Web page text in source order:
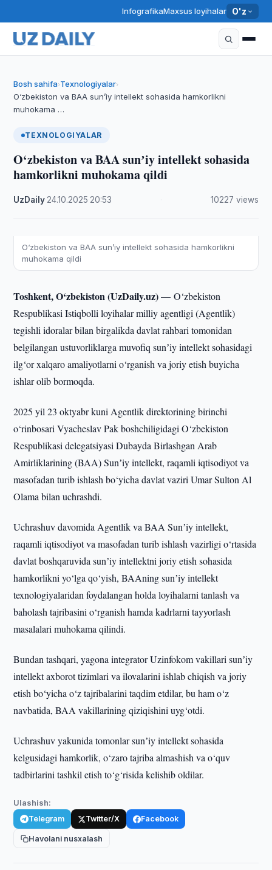
InfografikaMaxsus loyihalar O'z
Bosh sahifa›Texnologiyalar›
O‘zbekiston va BAA sunʼiy intellekt sohasida hamkorlikni
muhokama …
TEXNOLOGIYALAR
O‘zbekiston va BAA sunʼiy intellekt sohasida
hamkorlikni muhokama qildi
UzDaily 24.10.2025 20:53 10227 views
O‘zbekiston va BAA sunʼiy intellekt sohasida hamkorlikni
muhokama qildi
Toshkent, O‘zbekiston (UzDaily.uz) —O‘zbekiston
Respublikasi Istiqbolli loyihalar milliy agentligi (Agentlik)
tegishli idoralar bilan birgalikda davlat rahbari tomonidan
belgilangan ustuvorliklarga muvofiq sunʼiy intellekt sohasidagi
ilg‘or xalqaro amaliyotlarni o‘rganish va joriy etish buyicha
ishlar olib bormoqda.
2025 yil 23 oktyabr kuni Agentlik direktorining birinchi
o‘rinbosari Vyacheslav Pak boshchiligidagi O‘zbekiston
Respublikasi delegatsiyasi Dubayda Birlashgan Arab
Amirliklarining (BAA) Sunʼiy intellekt, raqamli iqtisodiyot va
masofadan turib ishlash bo‘yicha davlat vaziri Umar Sulton Al
Olama bilan uchrashdi.
Uchrashuv davomida Agentlik va BAA Sunʼiy intellekt,
raqamli iqtisodiyot va masofadan turib ishlash vazirligi o‘rtasida
davlat boshqaruvida sunʼiy intellektni joriy etish sohasida
hamkorlikni yo‘lga qo‘yish, BAAning sunʼiy intellekt
texnologiyalaridan foydalangan holda loyihalarni tanlash va
baholash tajribasini o‘rganish hamda kadrlarni tayyorlash
masalalari muhokama qilindi.
Bundan tashqari, yagona integrator Uzinfokom vakillari sunʼiy
intellekt axborot tizimlari va ilovalarini ishlab chiqish va joriy
etish bo‘yicha o‘z tajribalarini taqdim etdilar, bu ham o‘z
navbatida, BAA vakillarining qiziqishini uyg‘otdi.
Uchrashuv yakunida tomonlar sunʼiy intellekt sohasida
kelgusidagi hamkorlik, o‘zaro tajriba almashish va o‘quv
tadbirlarini tashkil etish to‘g‘risida kelishib oldilar.
Ulashish:
Telegram Twitter/X Facebook
Havolani nusxalash